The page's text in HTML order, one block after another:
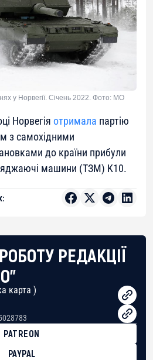
у Норвегії. Січень 2022. Фото: МО
Норвегія отримала партію
з самохідними
до країни прибули
машини (ТЗМ) K10.
РЕДАКЦІЇ
карта )
PATREON
PAYPAL